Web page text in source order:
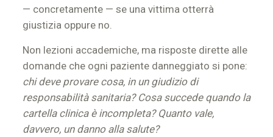
— concretamente — se una vittima otterrà
giustizia oppure no.
Non lezioni accademiche, ma risposte dirette alle
domande che ogni paziente danneggiato si pone:
chi deve provare cosa, in un giudizio di
responsabilità sanitaria? Cosa succede quando la
cartella clinica è incompleta? Quanto vale,
davvero, un danno alla salute?